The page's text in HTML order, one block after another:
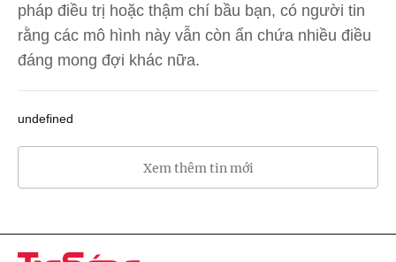
pháp điều trị hoặc thậm chí bầu bạn, có người tin
rằng các mô hình này vẫn còn ẩn chứa nhiều điều
đáng mong đợi khác nữa.
undefined
Xem thêm tin mới